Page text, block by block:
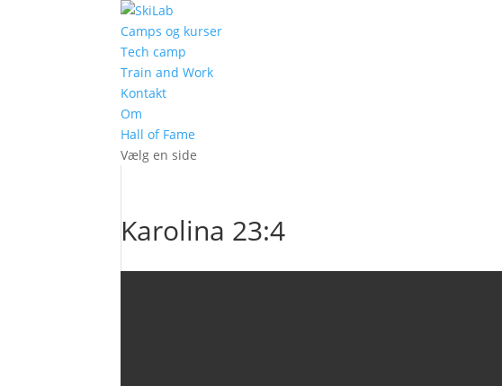
Camps og kurser
Tech camp
Train and Work
Kontakt
Om
Hall of Fame
Vælg en side
Karolina 23:4